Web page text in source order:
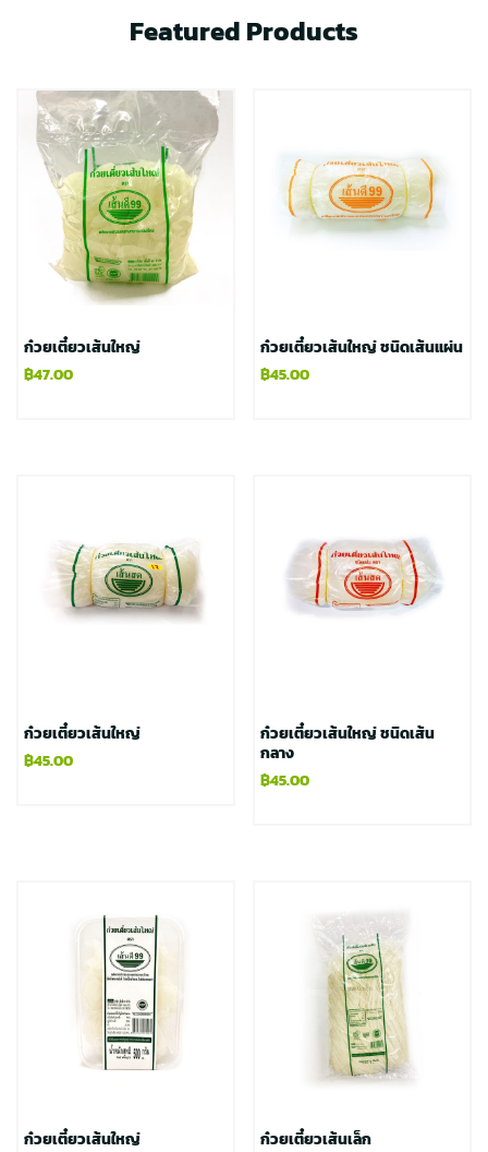
Featured Products
ก๋วยเตี๋ยวเส้นใหญ่
฿47.00
ก๋วยเตี๋ยวเส้นใหญ่ ชนิดเส้นแผ่น
฿45.00
ก๋วยเตี๋ยวเส้นใหญ่
฿45.00
ก๋วยเตี๋ยวเส้นใหญ่ ชนิดเส้น
กลาง
฿45.00
ก๋วยเตี๋ยวเส้นใหญ่
ก๋วยเตี๋ยวเส้นเล็ก